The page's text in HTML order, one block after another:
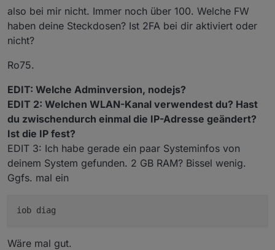
also bei mir nicht. Immer noch über 100. Welche FW
haben deine Steckdosen? Ist 2FA bei dir aktiviert oder
nicht?
Ro75.
EDIT: Welche Adminversion, nodejs?
EDIT 2: Welchen WLAN-Kanal verwendest du? Hast
du zwischendurch einmal die IP-Adresse geändert?
Ist die IP fest?
EDIT 3: Ich habe gerade ein paar Systeminfos von
deinem System gefunden. 2 GB RAM? Bissel wenig.
Ggfs. mal ein
Wäre mal gut.